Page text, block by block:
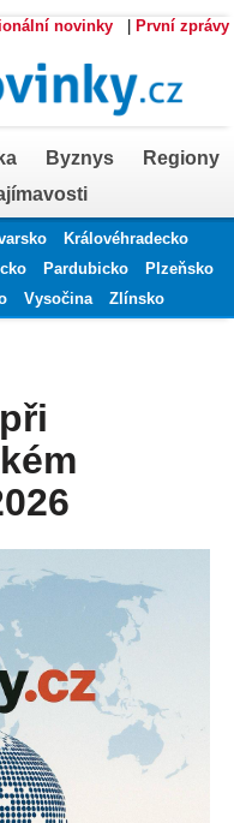
novinky První zprávy
Byznys
Regiony
Královéhradecko
Pardubicko
Plzeňsko
Vysočina Zlínsko